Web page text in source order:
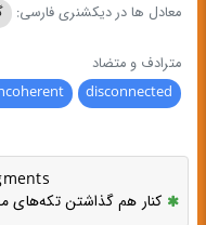
معادل ها در دیکشنری فارسی:
مترادف و متضاد
disconnected
کنار هم گذاشتن تکه‌های